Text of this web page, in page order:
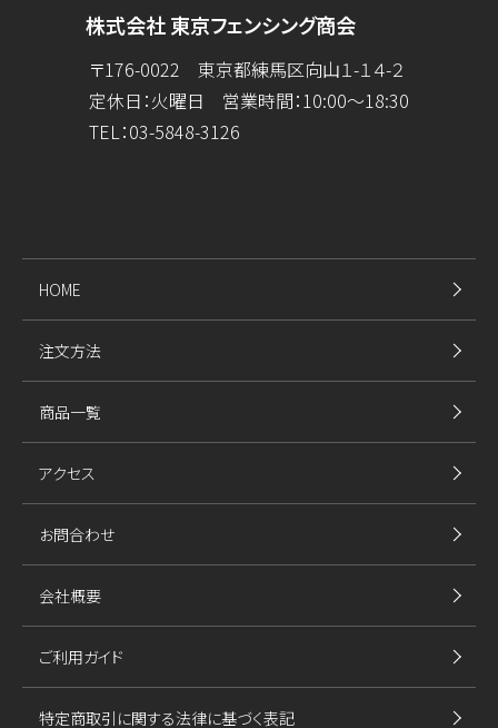
株式会社 東京フェンシング商会
〒176-0022 東京都練馬区向山１-１４-２
定休日：火曜日 営業時間：10:00～18:30
TEL：03-5848-3126
HOME
注文方法
商品一覧
アクセス
お問合わせ
会社概要
ご利用ガイド
特定商取引に関する法律に基づく表記